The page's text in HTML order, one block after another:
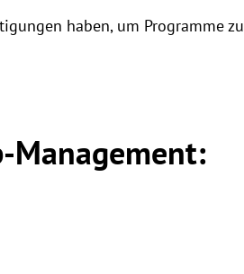
haben, um Programme zu
Management: